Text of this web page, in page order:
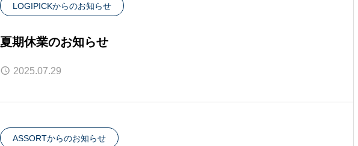
LOGIPICKからのお知らせ
夏期休業のお知らせ
2025.07.29
ASSORTからのお知らせ